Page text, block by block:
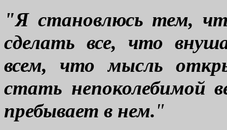
"Я становлюсь тем,
сделать все, что
всем, что мысль
стать непоколебимой
пребывает в нем."